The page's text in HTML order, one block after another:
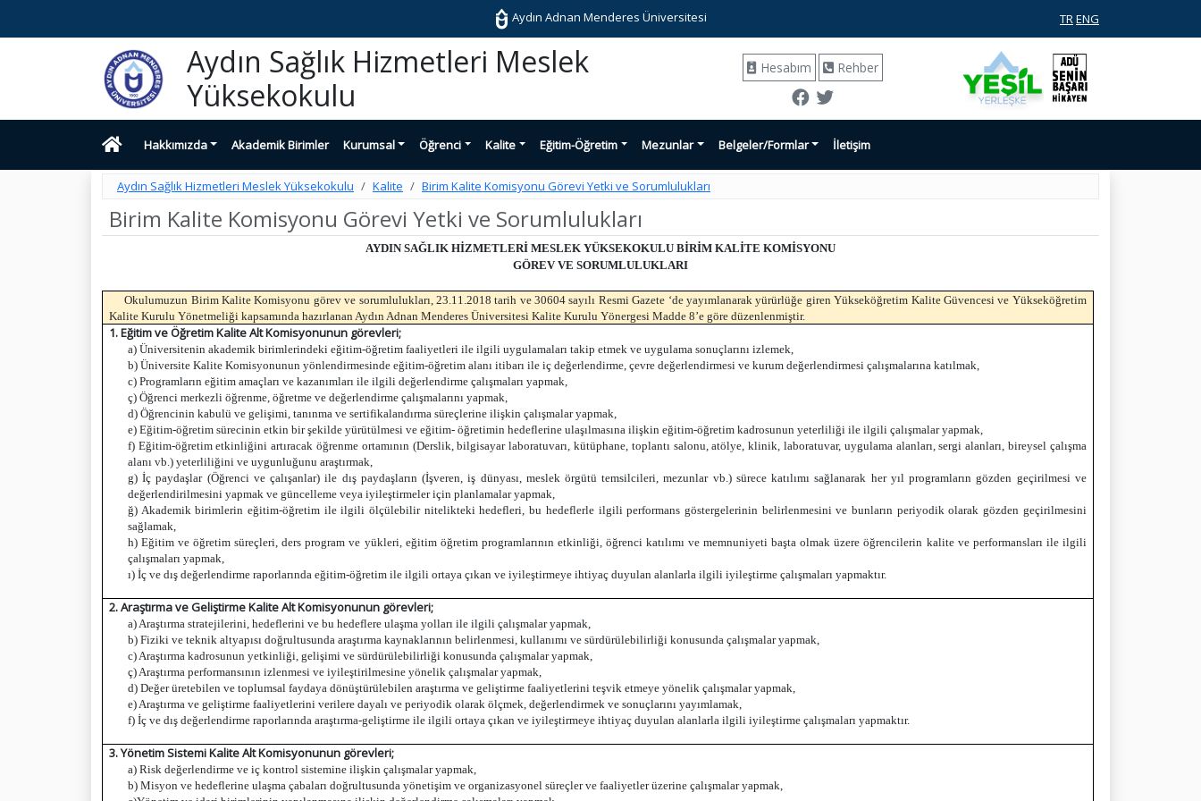
Aydın Adnan Menderes Üniversitesi TR ENG
Aydın Sağlık Hizmetleri Meslek
Yüksekokulu
Hesabım Rehber
Hakkımızda Akademik Birimler Kurumsal Öğrenci Kalite Eğitim-Öğretim Mezunlar Belgeler/Formlar İletişim
Aydın Sağlık Hizmetleri Meslek Yüksekokulu Kalite Birim Kalite Komisyonu Görevi Yetki ve Sorumlulukları
Birim Kalite Komisyonu Görevi Yetki ve Sorumlulukları
AYDIN SAĞLIK HİZMETLERİ MESLEK YÜKSEKOKULU BİRİM KALİTE KOMİSYONU
GÖREV VE SORUMLULUKLARI
Okulumuzun Birim Kalite Komisyonu görev ve sorumlulukları, 23.11.2018 tarih ve 30604 sayılı Resmi Gazete ‘de yayımlanarak yürürlüğe giren Yükseköğretim Kalite Güvencesi ve Yükseköğretim
Kalite Kurulu Yönetmeliği kapsamında hazırlanan Aydın Adnan Menderes Üniversitesi Kalite Kurulu Yönergesi Madde 8’e göre düzenlenmiştir.
1. Eğitim ve Öğretim Kalite Alt Komisyonunun görevleri;
a) Üniversitenin akademik birimlerindeki eğitim-öğretim faaliyetleri ile ilgili uygulamaları takip etmek ve uygulama sonuçlarını izlemek,
b) Üniversite Kalite Komisyonunun yönlendirmesinde eğitim-öğretim alanı itibarı ile iç değerlendirme, çevre değerlendirmesi ve kurum değerlendirmesi çalışmalarına katılmak,
c) Programların eğitim amaçları ve kazanımları ile ilgili değerlendirme çalışmaları yapmak,
ç) Öğrenci merkezli öğrenme, öğretme ve değerlendirme çalışmalarını yapmak,
d) Öğrencinin kabulü ve gelişimi, tanınma ve sertifikalandırma süreçlerine ilişkin çalışmalar yapmak,
e) Eğitim-öğretim sürecinin etkin bir şekilde yürütülmesi ve eğitim- öğretimin hedeflerine ulaşılmasına ilişkin eğitim-öğretim kadrosunun yeterliliği ile ilgili çalışmalar yapmak,
f) Eğitim-öğretim etkinliğini artıracak öğrenme ortamının (Derslik, bilgisayar laboratuvarı, kütüphane, toplantı salonu, atölye, klinik, laboratuvar, uygulama alanları, sergi alanları, bireysel çalışma
alanı vb.) yeterliliğini ve uygunluğunu araştırmak,
g) İç paydaşlar (Öğrenci ve çalışanlar) ile dış paydaşların (İşveren, iş dünyası, meslek örgütü temsilcileri, mezunlar vb.) sürece katılımı sağlanarak her yıl programların gözden geçirilmesi ve
değerlendirilmesini yapmak ve güncelleme veya iyileştirmeler için planlamalar yapmak,
ğ) Akademik birimlerin eğitim-öğretim ile ilgili ölçülebilir nitelikteki hedefleri, bu hedeflerle ilgili performans göstergelerinin belirlenmesini ve bunların periyodik olarak gözden geçirilmesini
sağlamak,
h) Eğitim ve öğretim süreçleri, ders program ve yükleri, eğitim öğretim programlarının etkinliği, öğrenci katılımı ve memnuniyeti başta olmak üzere öğrencilerin kalite ve performansları ile ilgili
çalışmaları yapmak,
ı) İç ve dış değerlendirme raporlarında eğitim-öğretim ile ilgili ortaya çıkan ve iyileştirmeye ihtiyaç duyulan alanlarla ilgili iyileştirme çalışmaları yapmaktır.
2. Araştırma ve Geliştirme Kalite Alt Komisyonunun görevleri;
a) Araştırma stratejilerini, hedeflerini ve bu hedeflere ulaşma yolları ile ilgili çalışmalar yapmak,
b) Fiziki ve teknik altyapısı doğrultusunda araştırma kaynaklarının belirlenmesi, kullanımı ve sürdürülebilirliği konusunda çalışmalar yapmak,
c) Araştırma kadrosunun yetkinliği, gelişimi ve sürdürülebilirliği konusunda çalışmalar yapmak,
ç) Araştırma performansının izlenmesi ve iyileştirilmesine yönelik çalışmalar yapmak,
d) Değer üretebilen ve toplumsal faydaya dönüştürülebilen araştırma ve geliştirme faaliyetlerini teşvik etmeye yönelik çalışmalar yapmak,
e) Araştırma ve geliştirme faaliyetlerini verilere dayalı ve periyodik olarak ölçmek, değerlendirmek ve sonuçlarını yayımlamak,
f) İç ve dış değerlendirme raporlarında araştırma-geliştirme ile ilgili ortaya çıkan ve iyileştirmeye ihtiyaç duyulan alanlarla ilgili iyileştirme çalışmaları yapmaktır.
3. Yönetim Sistemi Kalite Alt Komisyonunun görevleri;
a) Risk değerlendirme ve iç kontrol sistemine ilişkin çalışmalar yapmak,
b) Misyon ve hedeflerine ulaşma çabaları doğrultusunda yönetişim ve organizasyonel süreçler ve faaliyetler üzerine çalışmalar yapmak,